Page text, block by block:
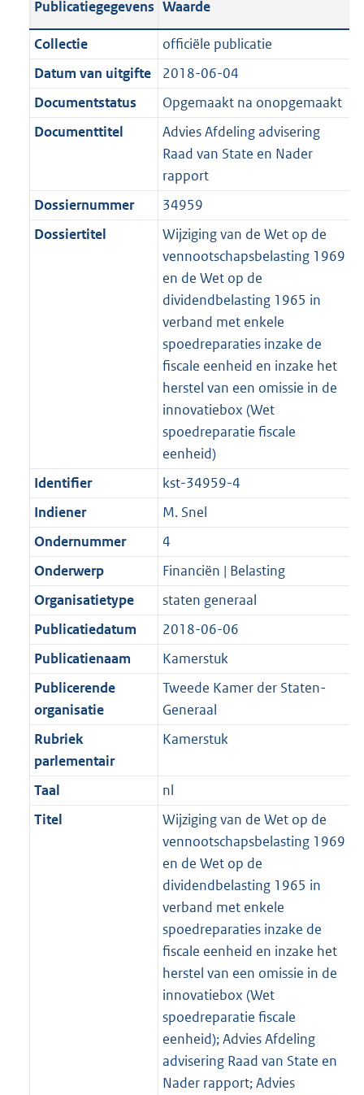
i
e
i
n
f
a
a
6
K
b
t
i
e
i
n
m
a
:
4
K
b
a
t
i
e
i
r
m
e
3
0
K
c
a
t
i
e
o
r
t
:
1
7
a
n
d
s
g
r
o
o
t
e
:
2
K
b
a
n
d
s
g
r
o
o
t
e
:
2
K
b
Publicatiegegevens Waarde
Collectie
officiële publicatie
Datum van uitgifte
2018-06-04
Documentstatus
Opgemaakt na onopgemaakt
Documenttitel
Advies Afdeling advisering
Raad van State en Nader
rapport
Dossiernummer
34959
Dossiertitel
Wijziging van de Wet op de
vennootschapsbelasting 1969
en de Wet op de
dividendbelasting 1965 in
verband met enkele
spoedreparaties inzake de
fiscale eenheid en inzake het
herstel van een omissie in de
innovatiebox (Wet
spoedreparatie fiscale
eenheid)
Identifier
kst-34959-4
Indiener
M. Snel
Ondernummer
4
Onderwerp
Financiën | Belasting
Organisatietype
staten generaal
Publicatiedatum
2018-06-06
Publicatienaam
Kamerstuk
Publicerende
organisatie
Tweede Kamer der Staten-
Generaal
Rubriek
parlementair
Kamerstuk
Taal
nl
Titel
Wijziging van de Wet op de
vennootschapsbelasting 1969
en de Wet op de
dividendbelasting 1965 in
verband met enkele
spoedreparaties inzake de
fiscale eenheid en inzake het
herstel van een omissie in de
innovatiebox (Wet
spoedreparatie fiscale
eenheid); Advies Afdeling
advisering Raad van State en
Nader rapport; Advies